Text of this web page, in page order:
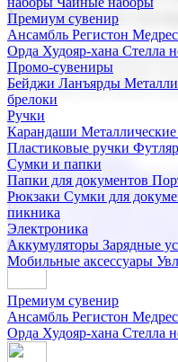
Премиум сувенир
Ансамбль Регистон
Орда Худояр-хана Стелла
Промо-сувениры
Бейджи Ланъярды
брелоки
Ручки
Карандаши
Пластиковые ручки
Сумки и папки
Папки для документов
Рюкзаки Сумки для
пикника
Электроника
Аккумуляторы Зарядные
Мобильные аксессуары
Поставка со
Мы предлагаем широкий
сувениров с логотипом. В
продукцию для бизнеса,
Подарочные наборы
Бизнес наборыКофейные
Наборы из кожиНаборы
Наборы с бутылками для
Наборы с кружками
флешкамиНовогодние
Премиум сувенир
Ансамбль Регистон
Орда Худояр-хана Стелла